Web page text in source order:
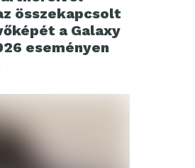
összekapcsolt
a Galaxy
eseményen